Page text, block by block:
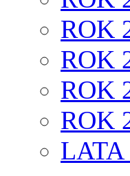
ROK
ROK
ROK
ROK
LATA